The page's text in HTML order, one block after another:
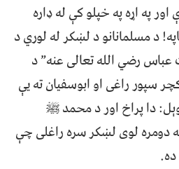
په اړه په خپلو کې له ډاره
د مسلمانانو د لښکر له لوري د
رضي الله تعالى عنه” د
سپور راغى او ابوسفيان ته يې
دا پراخ اور د محمد ﷺ
دومره لوى لښکر سره راغلى چې